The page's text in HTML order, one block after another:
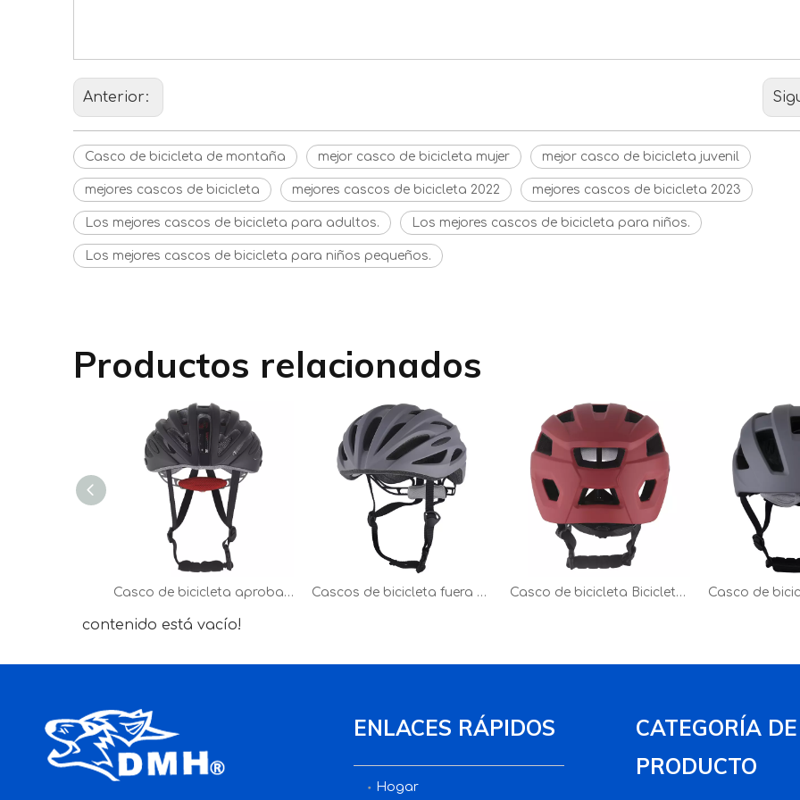
Anterior:
Casco de bicicleta de montaña mejor casco de bicicleta mujer mejor casco de bicicleta juvenil
mejores cascos de bicicleta mejores cascos de bicicleta 2022 mejores cascos de bicicleta 2023
Los mejores cascos de bicicleta para adultos. Los mejores cascos de bicicleta para niños.
Los mejores cascos de bicicleta para niños pequeños.
Productos relacionados
Casco de bicicleta aprobado por CE Casco de bicicleta Casco de ciclismo en molde con visera Cascos de bicicleta fuera del molde para adultos coloridos del nuevo producto del precio RB-1 de la fábrica de Shengtao Casco de bicicleta Bicicleta de montaña Casco de ciclismo para ciclismo al aire libre Deporte rojo
contenido está vacío!
ENLACES RÁPIDOS
Hogar
CATEGORÍA DE
PRODUCTO